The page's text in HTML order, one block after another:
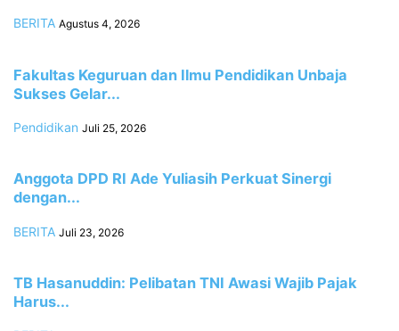
BERITA Agustus 4, 2026
Fakultas Keguruan dan Ilmu Pendidikan Unbaja
Sukses Gelar...
Pendidikan Juli 25, 2026
Anggota DPD RI Ade Yuliasih Perkuat Sinergi
dengan...
BERITA Juli 23, 2026
TB Hasanuddin: Pelibatan TNI Awasi Wajib Pajak
Harus...